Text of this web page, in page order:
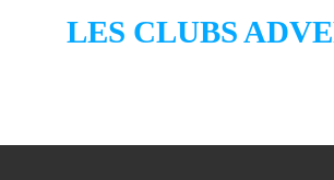
LES CLUBS